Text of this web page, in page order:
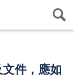
件，應如